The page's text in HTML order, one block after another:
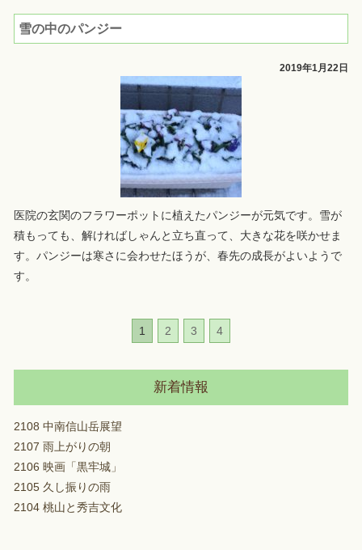
雪の中のパンジー
2019年1月22日
医院の玄関のフラワーポットに植えたパンジーが元気です。雪が
積もっても、解ければしゃんと立ち直って、大きな花を咲かせま
す。パンジーは寒さに会わせたほうが、春先の成長がよいようで
す。
1 2 3 4
新着情報
2108 中南信山岳展望
2107 雨上がりの朝
2106 映画「黒牢城」
2105 久し振りの雨
2104 桃山と秀吉文化